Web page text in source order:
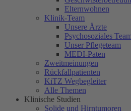
Elternwohnen
Klinik-Team
Unsere Ärzte
Psychosoziales Team
Unser Pflegeteam
MEDI-Paten
Zweitmeinungen
Rückfallpatienten
KiTZ Wegbegleiter
Alle Themen
Klinische Studien
Solide und Hirntumoren